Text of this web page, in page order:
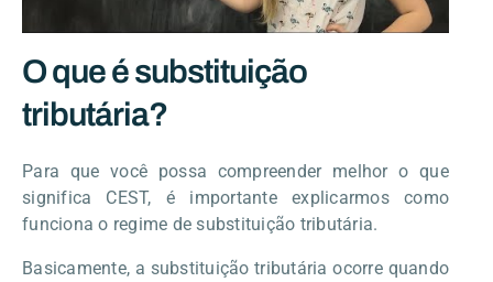
O que é substituição
tributária?
Para que você possa compreender melhor o que
significa CEST, é importante explicarmos como
funciona o regime de substituição tributária.
Basicamente, a substituição tributária ocorre quando